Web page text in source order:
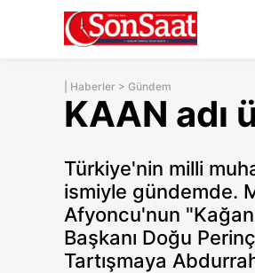
Haberler > Gündem
KAAN adı
Türkiye'nin milli
ismiyle gündemde.
Afyoncu'nun "Kağan
Başkanı Doğu
Tartışmaya